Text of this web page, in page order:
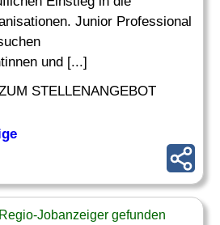
Junior Professional
und [...]
STELLENANGEBOT
Jobanzeiger gefunden